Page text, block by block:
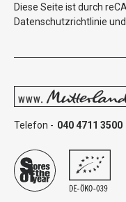
Diese Seite ist durch
Datenschutzrichtlinie und
Telefon - 040 4711 3500